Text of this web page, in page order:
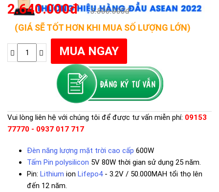
2.640.000đ 3.800.000đ
(GIÁ SẼ TỐT HƠN KHI MUA SỐ LƯỢNG LỚN)
Vui lòng liên hệ với chúng tôi để được tư vấn miễn phí: 09153
77770 - 0937 017 717
Đèn năng lượng mặt trời cao cấp 600W
Tấm Pin polysilicon 5V 80W thời gian sử dụng 25 năm.
Pin: Lithium ion Lifepo4- 3.2V / 50.000MAH tổi thọ lên
đến 12 năm.